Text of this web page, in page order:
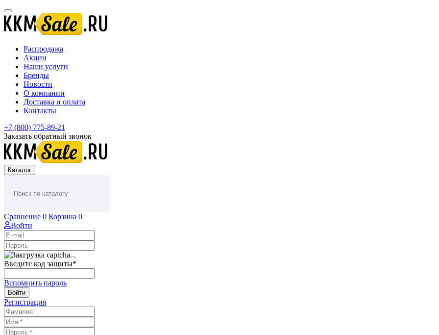
Распродажа
Акции
Наши услуги
Бренды
Новости
О компании
Доставка и оплата
Контакты
+7 (800) 775-89-21
Заказать обратный звонок
Каталог
Сравнение 0 Корзина 0
Войти
Введите код защиты*
Вспомнить пароль
Войти
Регистрация